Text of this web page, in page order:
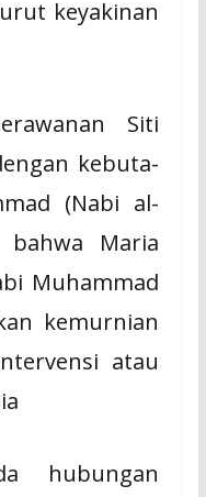
keyakinan
Siti
kebuta-
(Nabi al-
bahwa Maria
Muhammad
kemurnian
atau
hubungan